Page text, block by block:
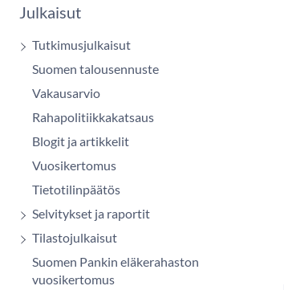
Julkaisut
Tutkimusjulkaisut
Suomen talousennuste
Vakausarvio
Rahapolitiikkakatsaus
Blogit ja artikkelit
Vuosikertomus
Tietotilinpäätös
Selvitykset ja raportit
Tilastojulkaisut
Suomen Pankin eläkerahaston
vuosikertomus